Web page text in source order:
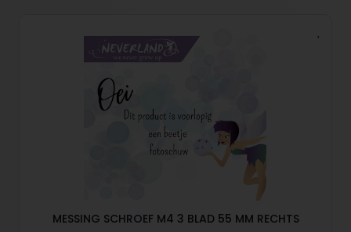
MESSING SCHROEF M4 3 BLAD 55 MM RECHTS